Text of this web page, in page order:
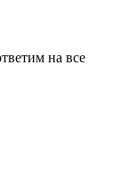
на все